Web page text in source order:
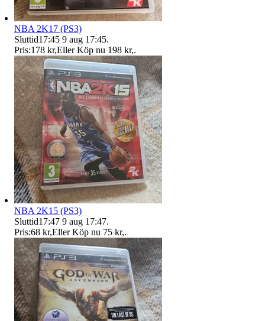
NBA 2K17 (PS3)
Sluttid17:45 9 aug 17:45.
Pris:178 kr,Eller Köp nu 198 kr,.
NBA 2K15 (PS3)
Sluttid17:47 9 aug 17:47.
Pris:68 kr,Eller Köp nu 75 kr,.